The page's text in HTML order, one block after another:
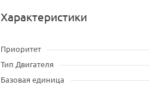
Характеристики
Приоритет
Тип Двигателя
Базовая единица